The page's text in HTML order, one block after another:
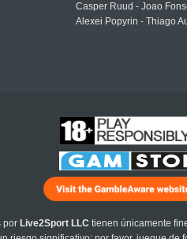
Casper Ruud - Joao
Alexei Popyrin - Thiago
por Live2Sport LLC tienen únicamente